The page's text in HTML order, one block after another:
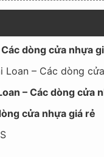
dòng cửa nhựa
Loan – Các dòng
– Các dòng cửa
cửa nhựa giá rẻ